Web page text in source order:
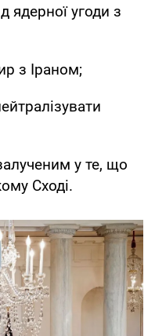
ядерної угоди з
з Іраном;
у те, що
Сході.